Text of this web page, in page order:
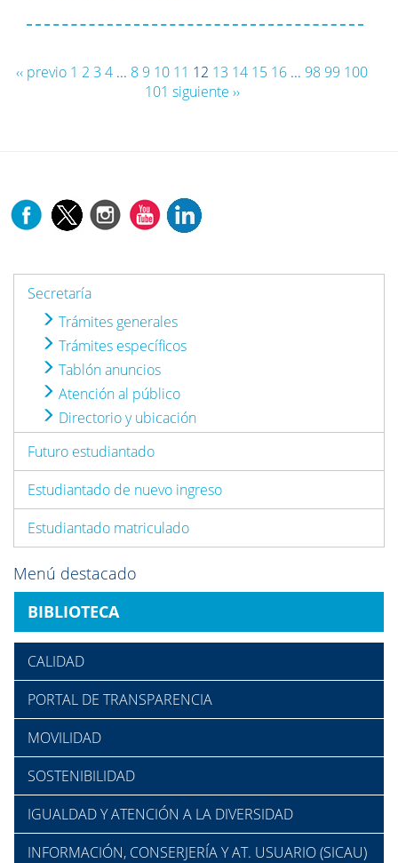
‹‹ previo 1 2 3 4 ... 8 9 10 11 12 13 14 15 16 ... 98 99 100
101 siguiente ››
Secretaría
Trámites generales
Trámites específicos
Tablón anuncios
Atención al público
Directorio y ubicación
Futuro estudiantado
Estudiantado de nuevo ingreso
Estudiantado matriculado
Menú destacado
BIBLIOTECA
CALIDAD
PORTAL DE TRANSPARENCIA
MOVILIDAD
SOSTENIBILIDAD
IGUALDAD Y ATENCIÓN A LA DIVERSIDAD
INFORMACIÓN, CONSERJERÍA Y AT. USUARIO (SICAU)